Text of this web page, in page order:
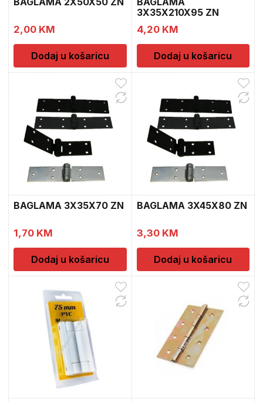
2,00 KM
Dodaj u košaricu
3X35X210X95 ZN
4,20 KM
Dodaj u košaricu
BAGLAMA 3X35X70 ZN
1,70 KM
Dodaj u košaricu
BAGLAMA 3X45X80 ZN
3,30 KM
Dodaj u košaricu